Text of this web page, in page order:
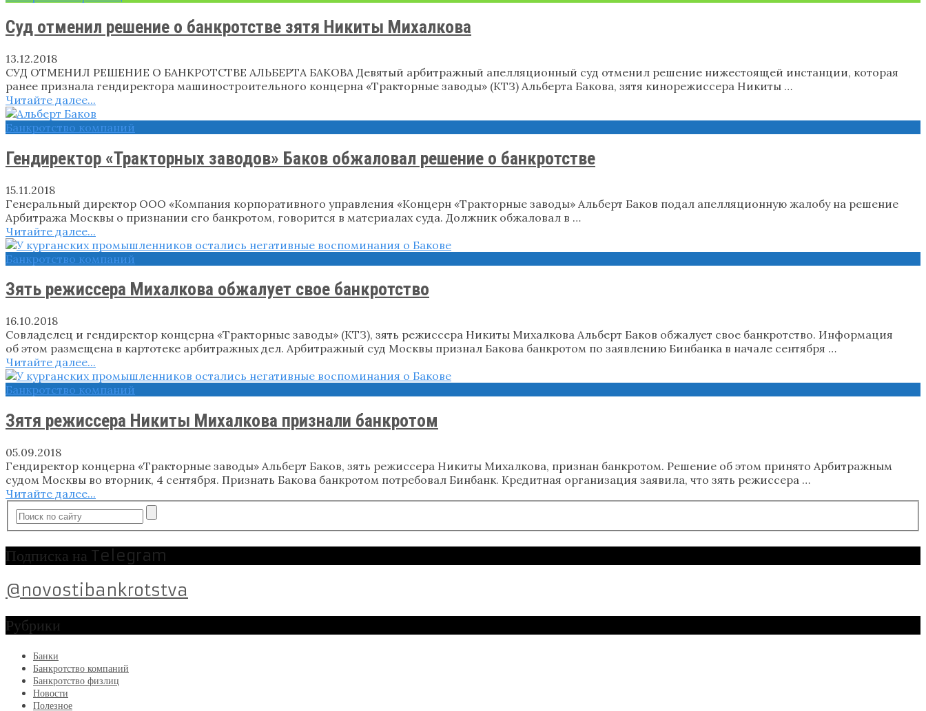
Суд отменил решение о банкротстве зятя Никиты Михалкова
13.12.2018
СУД ОТМЕНИЛ РЕШЕНИЕ О БАНКРОТСТВЕ АЛЬБЕРТА БАКОВА Девятый арбитражный апелляционный суд отменил решение нижестоящей инстанции, которая
ранее признала гендиректора машиностроительного концерна «Тракторные заводы» (КТЗ) Альберта Бакова, зятя кинорежиссера Никиты …
Читайте далее...
Банкротство компаний
Гендиректор «Тракторных заводов» Баков обжаловал решение о банкротстве
15.11.2018
Генеральный директор ООО «Компания корпоративного управления «Концерн «Тракторные заводы» Альберт Баков подал апелляционную жалобу на решение
Арбитража Москвы о признании его банкротом, говорится в материалах суда. Должник обжаловал в …
Читайте далее...
Банкротство компаний
Зять режиссера Михалкова обжалует свое банкротство
16.10.2018
Совладелец и гендиректор концерна «Тракторные заводы» (КТЗ), зять режиссера Никиты Михалкова Альберт Баков обжалует свое банкротство. Информация
об этом размещена в картотеке арбитражных дел. Арбитражный суд Москвы признал Бакова банкротом по заявлению Бинбанка в начале сентября …
Читайте далее...
Банкротство компаний
Зятя режиссера Никиты Михалкова признали банкротом
05.09.2018
Гендиректор концерна «Тракторные заводы» Альберт Баков, зять режиссера Никиты Михалкова, признан банкротом. Решение об этом принято Арбитражным
судом Москвы во вторник, 4 сентября. Признать Бакова банкротом потребовал Бинбанк. Кредитная организация заявила, что зять режиссера …
Читайте далее...
Подписка на Telegram
@novostibankrotstva
Рубрики
Банки
Банкротство компаний
Банкротство физлиц
Новости
Полезное